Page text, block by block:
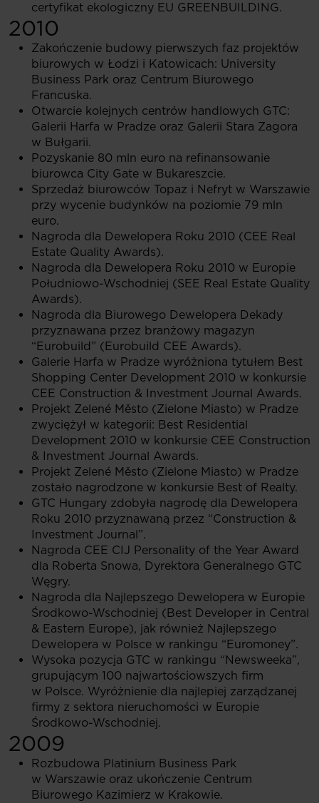
certyfikat ekologiczny EU GREENBUILDING.
2010
Zakończenie budowy pierwszych faz projektów
biurowych w Łodzi i Katowicach: University
Business Park oraz Centrum Biurowego
Francuska.
Otwarcie kolejnych centrów handlowych GTC:
Galerii Harfa w Pradze oraz Galerii Stara Zagora
w Bułgarii.
Pozyskanie 80 mln euro na refinansowanie
biurowca City Gate w Bukareszcie.
Sprzedaż biurowców Topaz i Nefryt w Warszawie
przy wycenie budynków na poziomie 79 mln
euro.
Nagroda dla Dewelopera Roku 2010 (CEE Real
Estate Quality Awards).
Nagroda dla Dewelopera Roku 2010 w Europie
Południowo-Wschodniej (SEE Real Estate Quality
Awards).
Nagroda dla Biurowego Dewelopera Dekady
przyznawana przez branżowy magazyn
“Eurobuild” (Eurobuild CEE Awards).
Galerie Harfa w Pradze wyróżniona tytułem Best
Shopping Center Development 2010 w konkursie
CEE Construction & Investment Journal Awards.
Projekt Zelené Město (Zielone Miasto) w Pradze
zwyciężył w kategorii: Best Residential
Development 2010 w konkursie CEE Construction
& Investment Journal Awards.
Projekt Zelené Město (Zielone Miasto) w Pradze
zostało nagrodzone w konkursie Best of Realty.
GTC Hungary zdobyła nagrodę dla Dewelopera
Roku 2010 przyznawaną przez “Construction &
Investment Journal”.
Nagroda CEE CIJ Personality of the Year Award
dla Roberta Snowa, Dyrektora Generalnego GTC
Węgry.
Nagroda dla Najlepszego Dewelopera w Europie
Środkowo-Wschodniej (Best Developer in Central
& Eastern Europe), jak również Najlepszego
Dewelopera w Polsce w rankingu “Euromoney”.
Wysoka pozycja GTC w rankingu “Newsweeka”,
grupującym 100 najwartościowszych firm
w Polsce. Wyróżnienie dla najlepiej zarządzanej
firmy z sektora nieruchomości w Europie
Środkowo-Wschodniej.
2009
Rozbudowa Platinium Business Park
w Warszawie oraz ukończenie Centrum
Biurowego Kazimierz w Krakowie.